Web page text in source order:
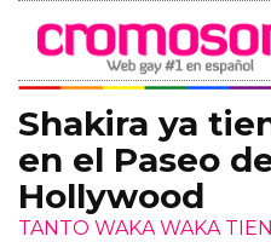
Shakira ya
en el Paseo
Hollywood
TANTO WAKA WAKA